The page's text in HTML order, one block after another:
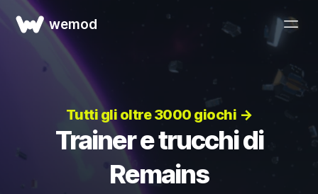
wemod
Tutti gli oltre 3000 giochi →
Trainer e trucchi di
Remains